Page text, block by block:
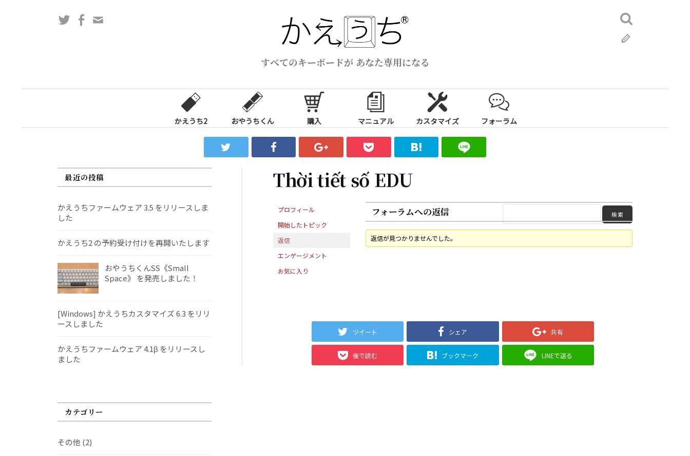
ス
すべてのキーボードが あなた専用になる
TwitterFacebook
検
索:
かえうち2 おやうちくん 購入 マニュアル カスタマイズ フォーラム
Thời tiết số EDU
プロフィール
開始したトピック
返信
エンゲージメント
お気に入り
フォーラムへの返信
返信が見つかりませんでした。
ツイート シェア 共有
後で読む ブックマーク LINEで送る
最近の投稿
かえうちファームウェア 3.5 をリリースしま
した
かえうち2 の予約受け付けを再開いたします
おやうちくんSS《Small
Space》 を発売しました！
[Windows] かえうちカスタマイズ 6.3 をリリ
ースしました
かえうちファームウェア 4.1β をリリースし
ました
カテゴリー
その他 (2)